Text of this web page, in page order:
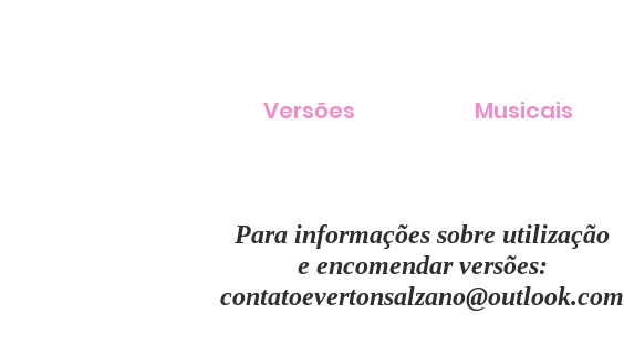
Versões Musicais
Para informações sobre utilização
e encomendar versões:
contatoevertonsalzano@outlook.com